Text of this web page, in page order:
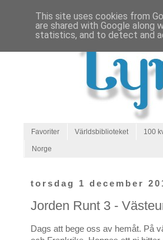
Favoriter Världsbiblioteket 100
Norge
torsdag 1 december
Jorden Runt 3 -
Dags att bege oss av hemåt. På
This site uses cookies from
are shared with Google along
statistics, and to detect and